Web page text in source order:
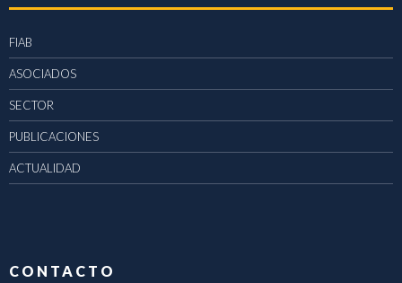
FIAB
ASOCIADOS
SECTOR
PUBLICACIONES
ACTUALIDAD
CONTACTO